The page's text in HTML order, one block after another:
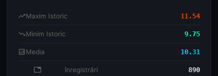
trending_upMaxim Istoric 11.54
trending_downMinim Istoric 9.75
analyticsMedia 10.31
database înregistrări 890